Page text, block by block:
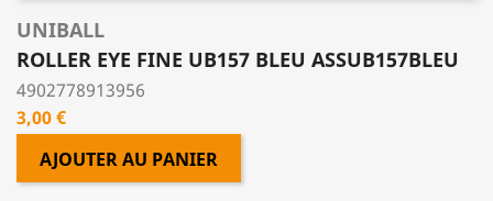
UNIBALL
ROLLER EYE FINE UB157 BLEU ASSUB157BLEU
4902778913956
Prix
3,00 €
AJOUTER AU PANIER